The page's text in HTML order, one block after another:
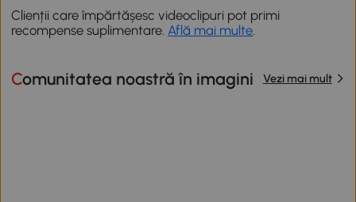
Clienții care împărtășesc videoclipuri pot primi
recompense suplimentare. Află mai multe
Comunitatea noastră în imagini Vezi mai mult